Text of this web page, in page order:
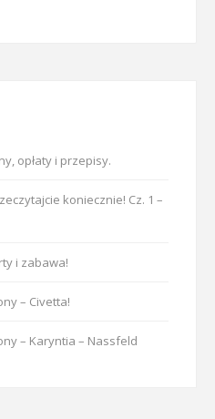
opłaty i przepisy.
koniecznie! Cz. 1 –
i zabawa!
– Civetta!
– Karyntia – Nassfeld